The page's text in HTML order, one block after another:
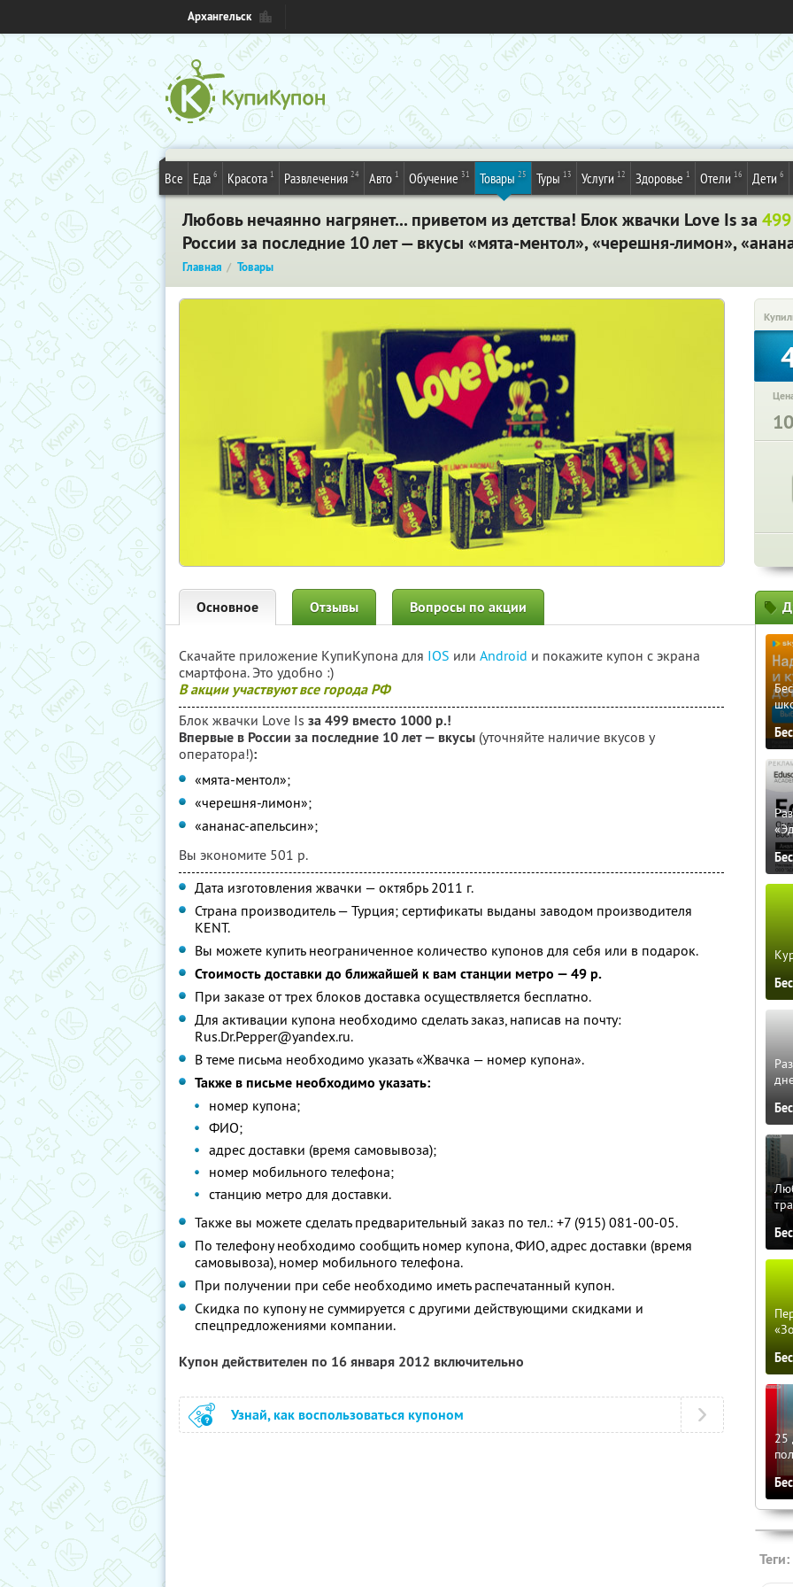
Архангельск
Все Еда 6 Красота 1 Развлечения 24 Авто 1 Обучение 31 Товары 25 Туры 13 Услуги 12 Здоровье 1 Отели 16 Дети 6
Любовь нечаянно нагрянет... приветом из детства! Блок жвачки Love Is за
России за последние 10 лет — вкусы «мята-ментол», «черешня-лимон»,
Главная Товары
Основное Отзывы Вопросы по акции
Скачайте приложение КупиКупона для IOS или Android и покажите купон с экрана
смартфона. Это удобно :)
В акции участвуют все города РФ
Блок жвачки Love Is за 499 вместо 1000 р.!
Впервые в России за последние 10 лет — вкусы (уточняйте наличие вкусов у
оператора!):
«мята-ментол»;
«черешня-лимон»;
«ананас-апельсин»;
Вы экономите 501 р.
Дата изготовления жвачки — октябрь 2011 г.
Страна производитель — Турция; сертификаты выданы заводом производителя
KENT.
Вы можете купить неограниченное количество купонов для себя или в подарок.
Стоимость доставки до ближайшей к вам станции метро — 49 р.
При заказе от трех блоков доставка осуществляется бесплатно.
Для активации купона необходимо сделать заказ, написав на почту:
Rus.Dr.Pepper@yandex.ru.
В теме письма необходимо указать «Жвачка — номер купона».
Также в письме необходимо указать:
номер купона;
ФИО;
адрес доставки (время самовывоза);
номер мобильного телефона;
станцию метро для доставки.
Также вы можете сделать предварительный заказ по тел.: +7 (915) 081-00-05.
По телефону необходимо сообщить номер купона, ФИО, адрес доставки (время
самовывоза), номер мобильного телефона.
При получении при себе необходимо иметь распечатанный купон.
Скидка по купону не суммируется с другими действующими скидками и
спецпредложениями компании.
Купон действителен по 16 января 2012 включительно
Узнай, как воспользоваться купоном
25
Теги: